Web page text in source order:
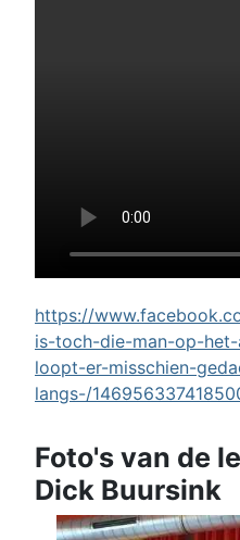
https://
is-toch-die-man-op-het-
loopt-er-misschien-
langs-/
Foto's van de
Dick Buursink